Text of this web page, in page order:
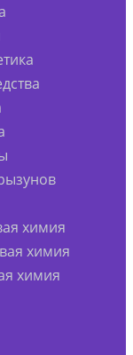
химия
химия
химия